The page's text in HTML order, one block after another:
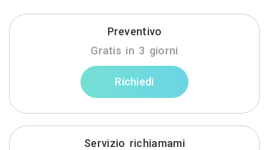
Preventivo
Gratis in 3 giorni
Richiedi
Servizio richiamami